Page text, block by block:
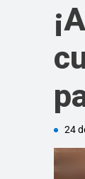
24